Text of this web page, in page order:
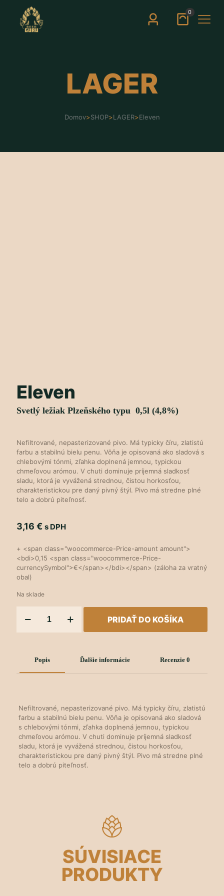
0
LAGER
Domov>SHOP>LAGER>Eleven
Eleven
Svetlý ležiak Plzeňského typu 0,5l (4,8%)
Nefiltrované, nepasterizované pivo. Má typicky číru, zlatistú
farbu a stabilnú bielu penu. Vôňa je opisovaná ako sladová s
chlebovými tónmi, zľahka doplnená jemnou, typickou
chmeľovou arómou. V chuti dominuje príjemná sladkosť
sladu, ktorá je vyvážená strednou, čistou horkosťou,
charakteristickou pre daný pivný štýl. Pivo má stredne plné
telo a dobrú piteľnosť.
3,16 € s DPH
+ <span class="woocommerce-Price-amount amount">
<bdi>0,15 <span class="woocommerce-Price-
currencySymbol">€</span></bdi></span> (záloha za vratný
obal)
Na sklade
Eleven
PRIDAŤ DO KOŠÍKA
Popis Ďalšie informácie Recenzie 0
Nefiltrované, nepasterizované pivo. Má typicky číru, zlatistú
farbu a stabilnú bielu penu. Vôňa je opisovaná ako sladová
s chlebovými tónmi, zľahka doplnená jemnou, typickou
chmeľovou arómou. V chuti dominuje príjemná sladkosť
sladu, ktorá je vyvážená strednou, čistou horkosťou,
charakteristickou pre daný pivný štýl. Pivo má stredne plné
telo a dobrú piteľnosť.
SÚVISIACE
PRODUKTY